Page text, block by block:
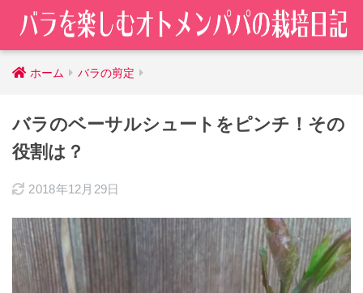
ホーム バラの剪定
バラのベーサルシュートをピンチ！その
役割は？
2018年12月29日